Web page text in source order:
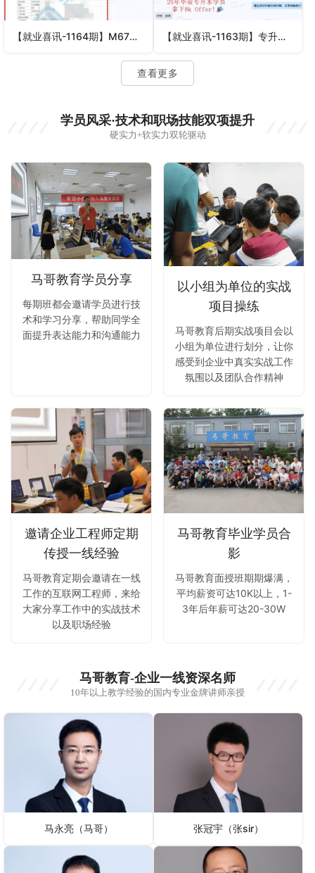
【就业喜讯-1164期】M67再传喜讯！大专应届，毕业证还没到手，工作已经有着落了！ 【就业喜讯-1163期】专升本，25年毕业，8K offer到手！ 第一份工作，稳扎稳打，慢慢往上走，加油！
查看更多
学员风采·技术和职场技能双项提升
硬实力+软实力双轮驱动
马哥教育学员分享
每期班都会邀请学员进行技
术和学习分享，帮助同学全
面提升表达能力和沟通能力
以小组为单位的实战
项目操练
马哥教育后期实战项目会以
小组为单位进行划分，让你
感受到企业中真实实战工作
氛围以及团队合作精神
邀请企业工程师定期
传授一线经验
马哥教育定期会邀请在一线
工作的互联网工程师，来给
大家分享工作中的实战技术
以及职场经验
马哥教育毕业学员合
影
马哥教育面授班期期爆满，
平均薪资可达10K以上，1-
3年后年薪可达20-30W
马哥教育-企业一线资深名师
10年以上教学经验的国内专业金牌讲师亲授
马永亮（马哥） 张冠宇（张sir）